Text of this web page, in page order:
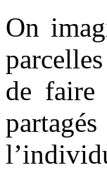
On
de faire